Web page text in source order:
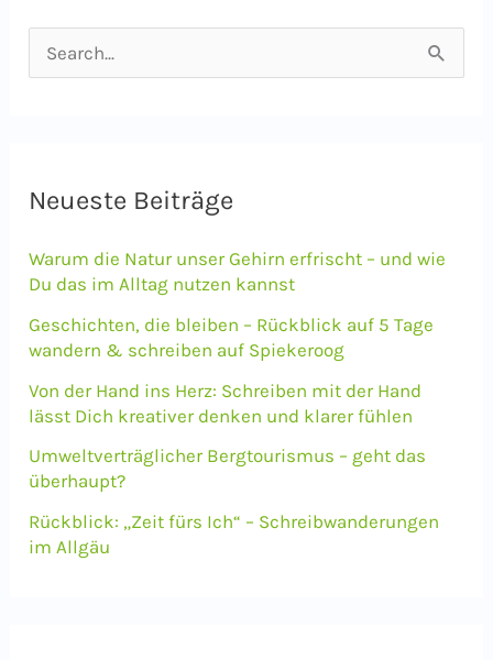
u
e
n
c
h
:
Neueste Beiträge
Warum die Natur unser Gehirn erfrischt – und wie
Du das im Alltag nutzen kannst
Geschichten, die bleiben – Rückblick auf 5 Tage
wandern & schreiben auf Spiekeroog
Von der Hand ins Herz: Schreiben mit der Hand
lässt Dich kreativer denken und klarer fühlen
Umweltverträglicher Bergtourismus – geht das
überhaupt?
Rückblick: „Zeit fürs Ich“ – Schreibwanderungen
im Allgäu